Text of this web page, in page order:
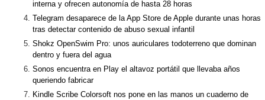
interna y ofrecen autonomía de hasta 28 horas
Telegram desaparece de la App Store de Apple durante unas horas
tras detectar contenido de abuso sexual infantil
Shokz OpenSwim Pro: unos auriculares todoterreno que dominan
dentro y fuera del agua
Sonos encuentra en Play el altavoz portátil que llevaba años
queriendo fabricar
Kindle Scribe Colorsoft nos pone en las manos un cuaderno de